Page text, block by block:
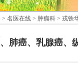
> 名医在线 > 肿瘤科 > 戎铁
肺癌、乳腺癌、